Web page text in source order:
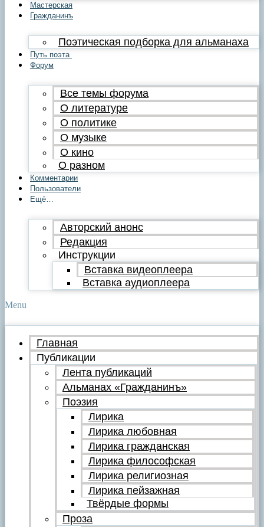
Мастерская
Гражданинъ
Поэтическая подборка для альманаха
Путь поэта
Форум
Все темы форума
О литературе
О политике
О музыке
О кино
О разном
Комментарии
Пользователи
Ещё…
Авторский анонс
Редакция
Инструкции
Вставка видеоплеера
Вставка аудиоплеера
Menu
Главная
Публикации
Лента публикаций
Альманах «Гражданинъ»
Поэзия
Лирика
Лирика любовная
Лирика гражданская
Лирика философская
Лирика религиозная
Лирика пейзажная
Твёрдые формы
Проза